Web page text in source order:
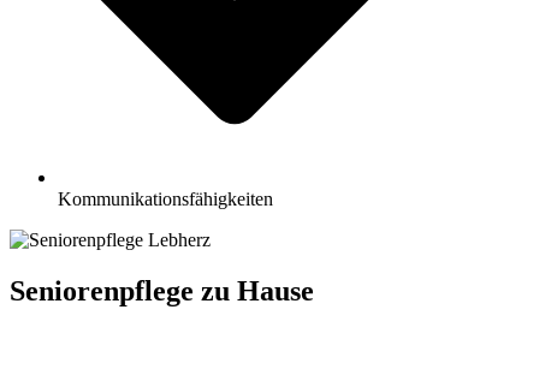
Kommunikationsfähigkeiten
Seniorenpflege zu Hause